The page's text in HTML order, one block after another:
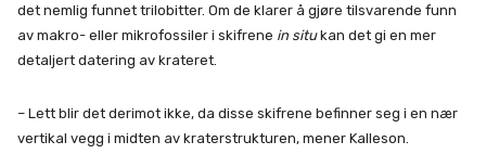
det nemlig funnet trilobitter. Om de klarer å gjøre tilsvarende funn
av makro- eller mikrofossiler i skifrene in situkan det gi en mer
detaljert datering av krateret.
– Lett blir det derimot ikke, da disse skifrene befinner seg i en nær
vertikal vegg i midten av kraterstrukturen, mener Kalleson.